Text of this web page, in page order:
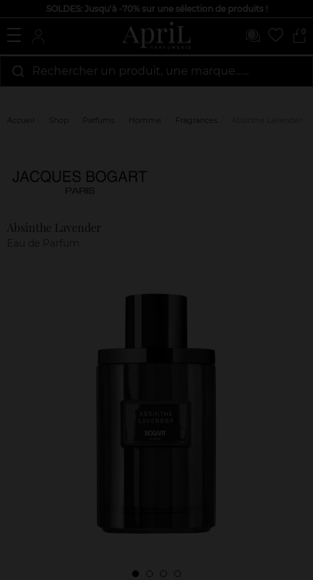
SOLDES: Jusqu'à -70% sur une sélection de produits !
0
Rechercher un produit, une marque…...
Accueil Shop Parfums Homme Fragrances
Absinthe Lavender